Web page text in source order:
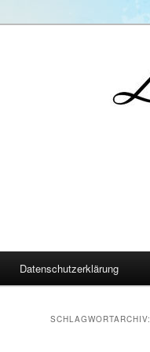
Datenschutzerklärung
SCHLAGWORTARCHIV: